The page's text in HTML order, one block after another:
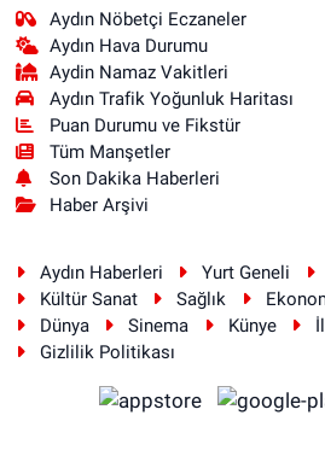
Aydın Nöbetçi Eczaneler
Aydın Hava Durumu
Aydin Namaz Vakitleri
Aydın Trafik Yoğunluk Haritası
Puan Durumu ve Fikstür
Tüm Manşetler
Son Dakika Haberleri
Haber Arşivi
Aydın Haberleri Yurt Geneli
Kültür Sanat
Sağlık
Dünya
Sinema Künye
Gizlilik Politikası